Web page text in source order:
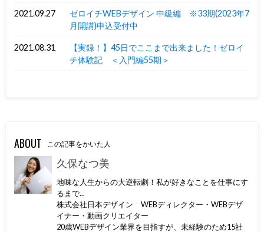
2021.09.27
ゼロイチWEBデザイン 中級編 ※33期(2023年7
月開講)申込受付中
2021.08.31
【実録！】45日でここまで出来ました！ゼロイ
チ体験記 ＜入門編55期＞
ABOUT この記事をかいた人
久保なつ美
地味な人生からの大逆転劇！私が好きなことを仕事にす
るまで...
株式会社日本デザイン WEBディレクター・WEBデザ
イナー・動画クリエイター
20歳WEBデザイン業界を目指すが、未経験のため15社